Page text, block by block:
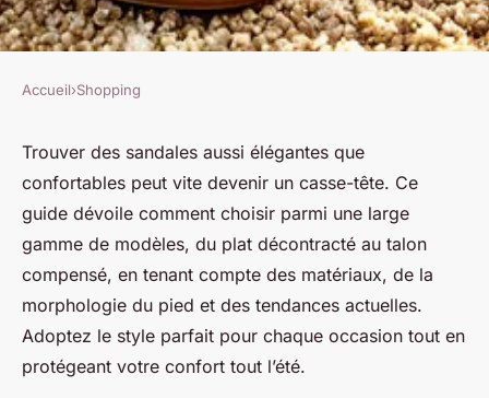
SHOPPING
Sandales femme : le guide
ultime pour un été stylé et
confortable
Éva•4 août 2025•4 min de lecture
Accueil›Shopping
Trouver des sandales aussi élégantes que
confortables peut vite devenir un casse-tête. Ce
guide dévoile comment choisir parmi une large
gamme de modèles, du plat décontracté au talon
compensé, en tenant compte des matériaux, de la
morphologie du pied et des tendances actuelles.
Adoptez le style parfait pour chaque occasion tout en
protégeant votre confort tout l’été.